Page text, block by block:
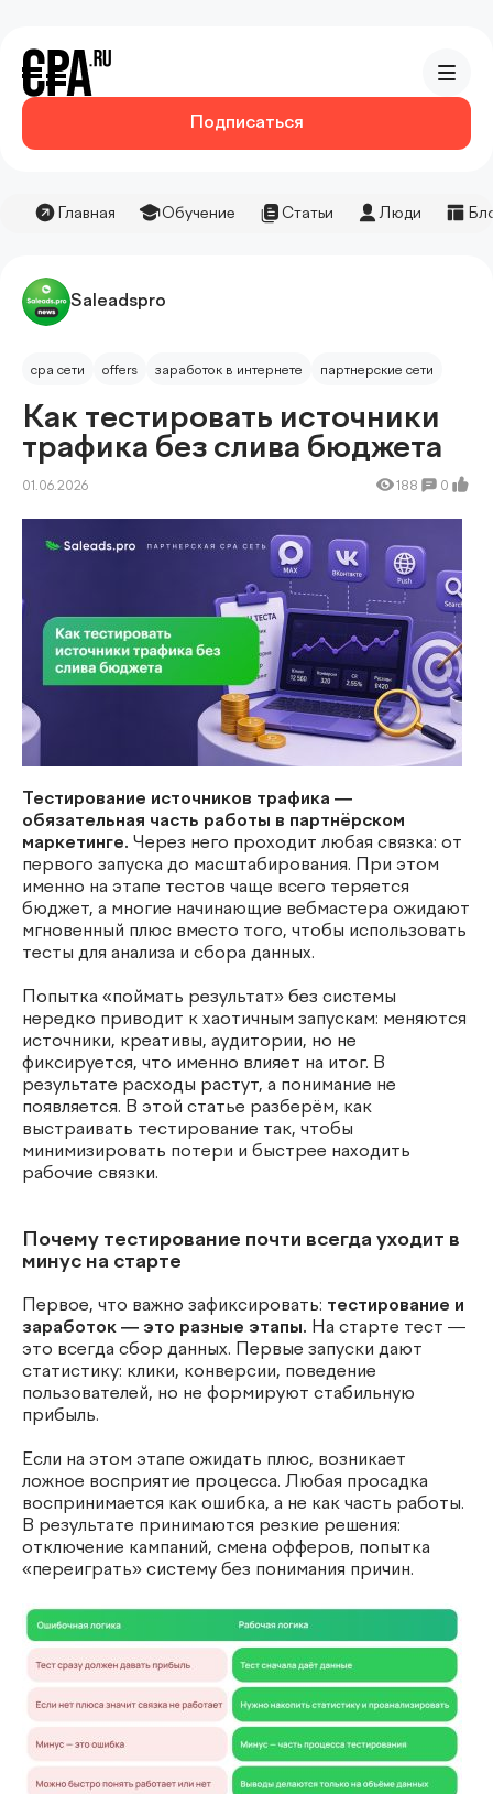
Подписаться
Главная Обучение Статьи Люди
Saleadspro
cpa сети offers заработок в интернете партнерские сети
Как тестировать источники
трафика без слива бюджета
01.06.2026 188 0
Тестирование источников трафика —
обязательная часть работы в партнёрском
маркетинге. Через него проходит любая связка: от
первого запуска до масштабирования. При этом
именно на этапе тестов чаще всего теряется
бюджет, а многие начинающие вебмастера ожидают
мгновенный плюс вместо того, чтобы использовать
тесты для анализа и сбора данных.
Попытка «поймать результат» без системы
нередко приводит к хаотичным запускам: меняются
источники, креативы, аудитории, но не
фиксируется, что именно влияет на итог. В
результате расходы растут, а понимание не
появляется. В этой статье разберём, как
выстраивать тестирование так, чтобы
минимизировать потери и быстрее находить
рабочие связки.
Почему тестирование почти всегда уходит в
минус на старте
Первое, что важно зафиксировать: тестирование и
заработок — это разные этапы. На старте тест —
это всегда сбор данных. Первые запуски дают
статистику: клики, конверсии, поведение
пользователей, но не формируют стабильную
прибыль.
Если на этом этапе ожидать плюс, возникает
ложное восприятие процесса. Любая просадка
воспринимается как ошибка, а не как часть работы.
В результате принимаются резкие решения:
отключение кампаний, смена офферов, попытка
«переиграть» систему без понимания причин.